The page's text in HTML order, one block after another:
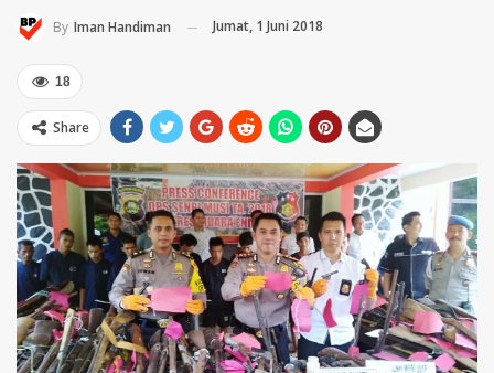
By Iman Handiman Jumat, 1 Juni 2018
18
Share